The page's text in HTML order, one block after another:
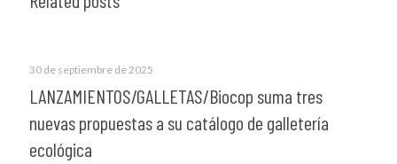
30 de septiembre de 2025
LANZAMIENTOS/GALLETAS/Biocop suma tres
nuevas propuestas a su catálogo de galletería
ecológica